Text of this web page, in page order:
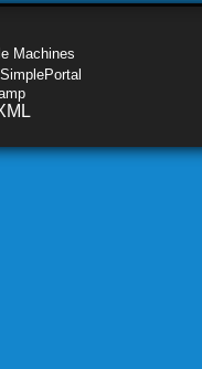
Machines